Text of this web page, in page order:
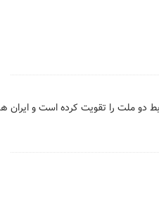
دو ملت را تقویت کرده است و ایران